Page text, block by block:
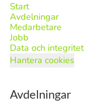
Start
Avdelningar
Medarbetare
Jobb
Data och integritet
Hantera cookies
Avdelningar